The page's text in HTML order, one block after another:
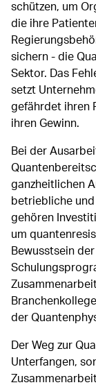
schützen, um
die ihre
sichern - die
Sektor. Das
setzt
gefährdet ihren
ihren Gewinn.
Bei der
ganzheitlichen
betriebliche
gehören
um
Bewusstsein
der
Der Weg zur
Unterfangen,